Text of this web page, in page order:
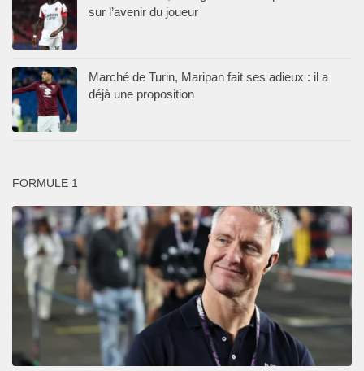
sur l’avenir du joueur
Marché de Turin, Maripan fait ses adieux : il a
déjà une proposition
FORMULE 1